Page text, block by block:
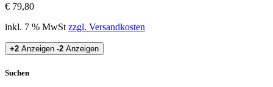
€ 79,80
inkl. 7 % MwSt zzgl. Versandkosten
+2 Anzeigen -2 Anzeigen
Suchen